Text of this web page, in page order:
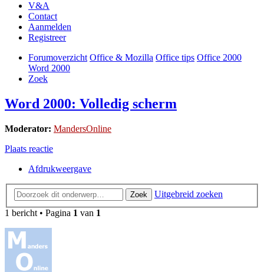
V&A
Contact
Aanmelden
Registreer
Forumoverzicht Office & Mozilla Office tips Office 2000
Word 2000
Zoek
Word 2000: Volledig scherm
Moderator: MandersOnline
Plaats reactie
Afdrukweergave
Zoek
Uitgebreid zoeken
1 bericht • Pagina 1 van 1